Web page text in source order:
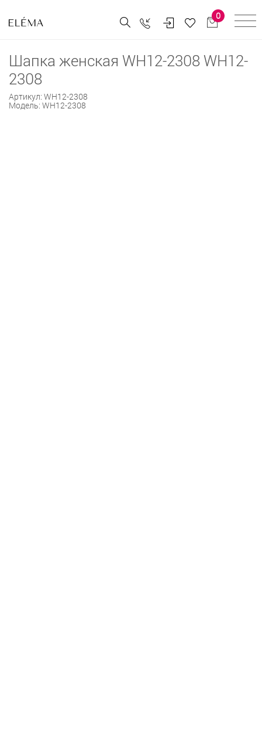
0
Шапка женская WH12-2308 WH12-
2308
Артикул: WH12-2308
Модель: WH12-2308